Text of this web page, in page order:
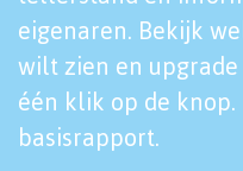
eigenaren. Bekijk
wilt zien en
één klik op de knop.
basisrapport.